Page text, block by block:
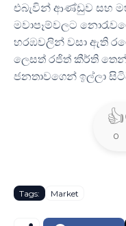
එබැවින් ආණ්ඩුව සහ
මවාපෑම්වලට
හරඹවලින් වසා ඇති
ලෙසත් රජිත් කීර්ති
ජනතාවගෙන් ඉල්ලා
👍
0
Tags: Market